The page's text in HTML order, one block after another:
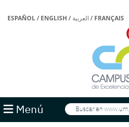
ESPAÑOL/ ENGLISH / العربية/ FRANÇAIS
Menú Buscar